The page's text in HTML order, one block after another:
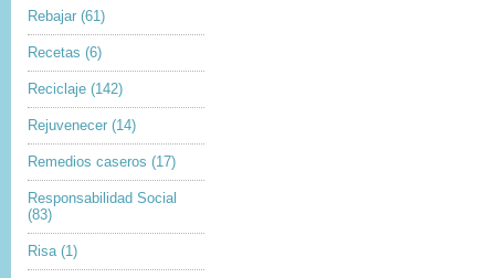
Rebajar (61)
Recetas (6)
Reciclaje (142)
Rejuvenecer (14)
Remedios caseros (17)
Responsabilidad Social
(83)
Risa (1)